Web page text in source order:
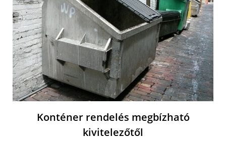
Konténer rendelés megbízható
kivitelezőtől